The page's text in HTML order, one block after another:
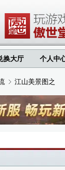
换大厅 个人中
›
江山美景图之